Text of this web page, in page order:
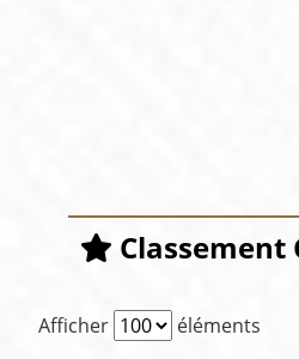
Afficher éléments